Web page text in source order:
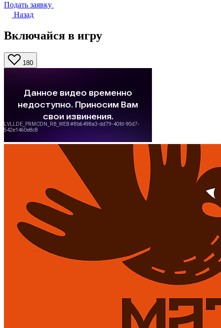
Подать заявку
Назад
Включайся в игру
180